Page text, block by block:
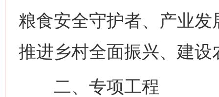
粮食安全守护者、产业
推进乡村全面振兴、建
二、专项工程